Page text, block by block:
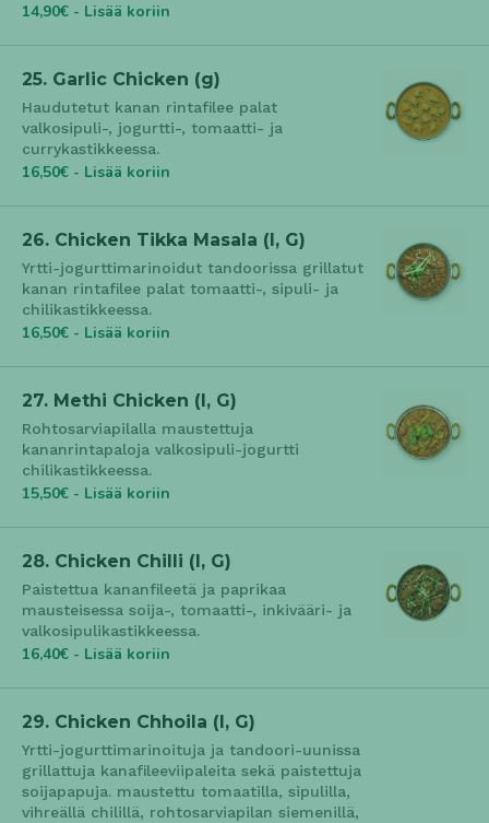
14,90€ - Lisää koriin
25. Garlic Chicken (g)
Haudutetut kanan rintafilee palat
valkosipuli-, jogurtti-, tomaatti- ja
currykastikkeessa.
16,50€ - Lisää koriin
26. Chicken Tikka Masala (l, G)
Yrtti-jogurttimarinoidut tandoorissa grillatut
kanan rintafilee palat tomaatti-, sipuli- ja
chilikastikkeessa.
16,50€ - Lisää koriin
27. Methi Chicken (l, G)
Rohtosarviapilalla maustettuja
kananrintapaloja valkosipuli-jogurtti
chilikastikkeessa.
15,50€ - Lisää koriin
28. Chicken Chilli (l, G)
Paistettua kananfileetä ja paprikaa
mausteisessa soija-, tomaatti-, inkivääri- ja
valkosipulikastikkeessa.
16,40€ - Lisää koriin
29. Chicken Chhoila (l, G)
Yrtti-jogurttimarinoituja ja tandoori-uunissa
grillattuja kanafileeviipaleita sekä paistettuja
soijapapuja. maustettu tomaatilla, sipulilla,
vihreällä chilillä, rohtosarviapilan siemenillä,